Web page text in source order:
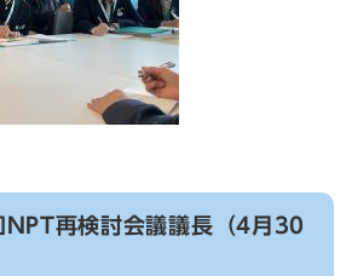
NPT再検討会議議長（4月30